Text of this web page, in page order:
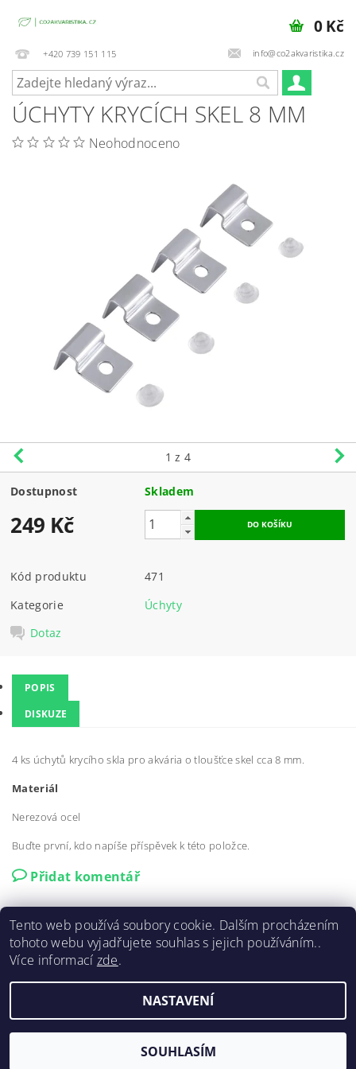
+420 739 151 115 info@co2akvaristika.cz
0 Kč
ÚCHYTY KRYCÍCH SKEL 8 MM
Neohodnoceno
1 z 4
Dostupnost Skladem
249 Kč
Kód produktu
471
Kategorie
Úchyty
Dotaz
POPIS
DISKUZE
4 ks úchytů krycího skla pro akvária o tloušťce skel cca 8 mm.
Materiál
Nerezová ocel
Buďte první, kdo napíše příspěvek k této položce.
Přidat komentář
Facebook | YouTube
2026 ©co2akvaristika.cz, všechna práva vyhrazena
Vytvořil Shoptet
Tento web používá soubory cookie. Dalším procházením
tohoto webu vyjadřujete souhlas s jejich používáním..
Více informací zde.
NASTAVENÍ
SOUHLASÍM